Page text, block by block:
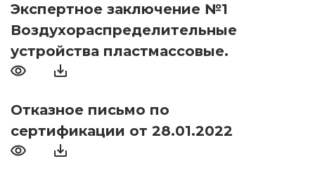
Экспертное заключение №1
Воздухораспределительные
устройства пластмассовые.
Отказное письмо по
сертификации от 28.01.2022